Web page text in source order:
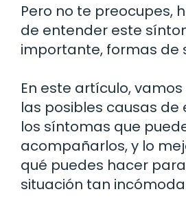
Pero no te preocupes,
de entender este
importante, formas de
En este artículo,
las posibles causas de
los síntomas que
acompañarlos, y lo
qué puedes hacer
situación tan